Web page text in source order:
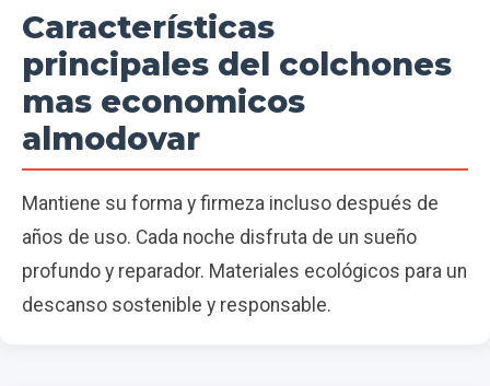
Características
principales del colchones
mas economicos
almodovar
Mantiene su forma y firmeza incluso después de
años de uso. Cada noche disfruta de un sueño
profundo y reparador. Materiales ecológicos para un
descanso sostenible y responsable.